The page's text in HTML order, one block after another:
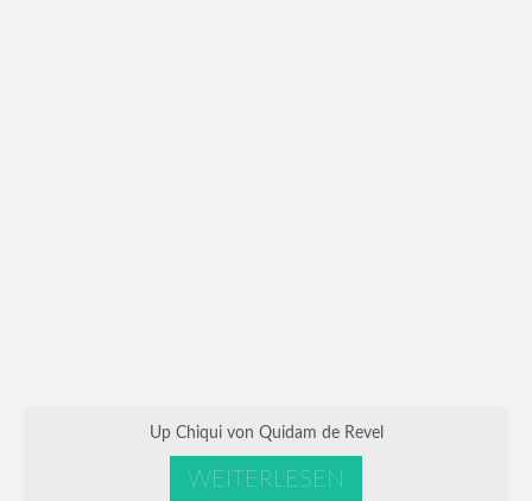
Up Chiqui von Quidam de Revel
WEITERLESEN